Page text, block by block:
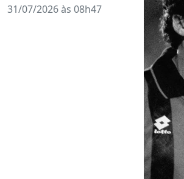
31/07/2026 às 08h47